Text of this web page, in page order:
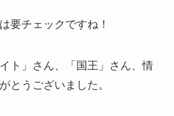
要チェックですね！
ト」さん、「国王」さん、情
とうございました。